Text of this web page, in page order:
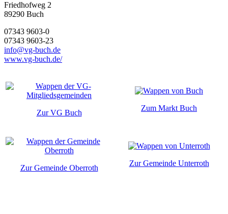
Friedhofweg 2
89290 Buch
07343 9603-0
07343 9603-23
info@vg-buch.de
www.vg-buch.de/
Zur VG Buch
Zum Markt Buch
Zur Gemeinde Oberroth
Zur Gemeinde Unterroth